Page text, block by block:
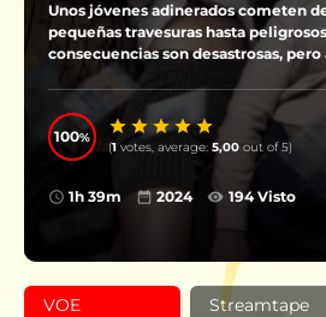
Unos jóvenes adinerados cometen
pequeñas travesuras hasta
consecuencias son desastrosas,
100
(1 votes, average: 5,00 out of 5)
1h 39m 2024 194 Visto
VOE Streamtape